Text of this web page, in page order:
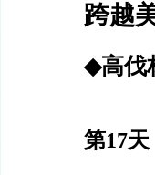
跨越
◆高伐
第17天